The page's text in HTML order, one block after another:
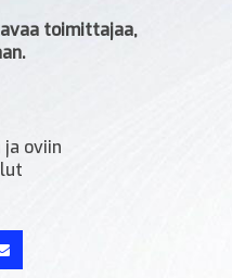
toimittajaa,
ja oviin